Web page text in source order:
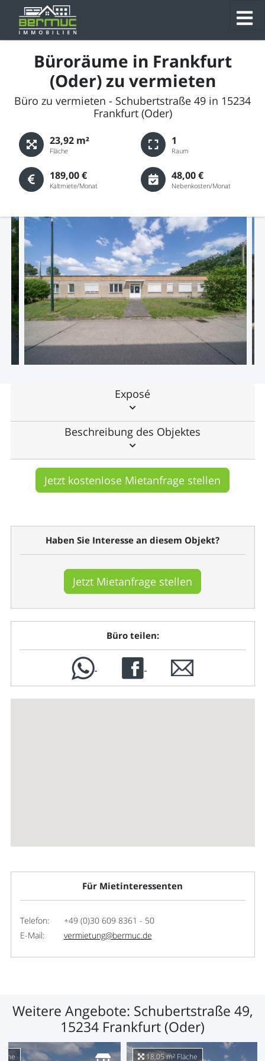
Büroräume in Frankfurt
(Oder) zu vermieten
Büro zu vermieten - Schubertstraße 49 in 15234
Frankfurt (Oder)
23,92 m²
Fläche
1
Raum
189,00 €
Kaltmiete/Monat
48,00 €
Nebenkosten/Monat
Exposé
Beschreibung des Objektes
Jetzt kostenlose Mietanfrage stellen
Haben Sie Interesse an diesem Objekt?
Jetzt Mietanfrage stellen
Büro teilen:
Für Mietinteressenten
Telefon:
+49 (0)30 609 8361 - 50
E-Mail:
vermietung@bermuc.de
Weitere Angebote: Schubertstraße 49,
15234 Frankfurt (Oder)
18,05 m² Fläche